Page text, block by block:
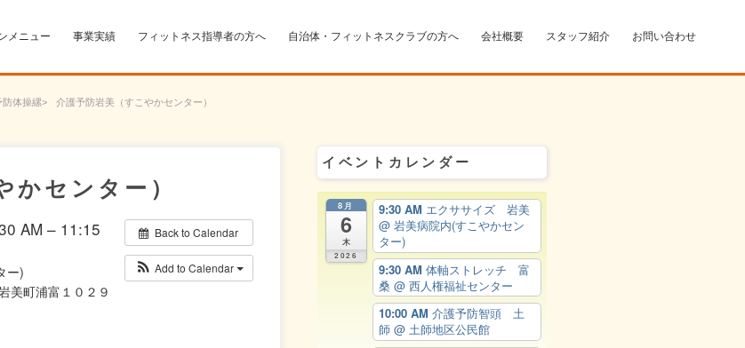
メニュー 事業実績 フィットネス指導者の方へ 自治体・フィットネスクラブの方へ 会社概要 スタッフ紹介 お問い合わせ
防体操 介護予防岩美（すこやかセンター）
かセンター）
Back to Calendar
Add to Calendar
AM – 11:15
ー)
美町浦富１０２９
イベントカレンダー
8月
6
木
2026
9:30 AM エクササイズ 岩美
@ 岩美病院内(すこやかセン
ター)
9:30 AM 体軸ストレッチ 富
桑 @ 西人権福祉センター
10:00 AM 介護予防智頭 土
師 @ 土師地区公民館